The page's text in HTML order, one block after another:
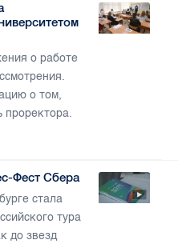
о работе
о том,
проректора.
Фест Сбера
стала
тура
до звезд